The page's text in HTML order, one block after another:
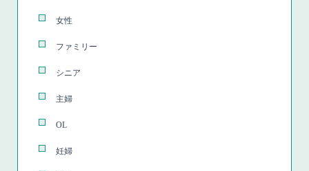
女性
ファミリー
シニア
主婦
OL
妊婦